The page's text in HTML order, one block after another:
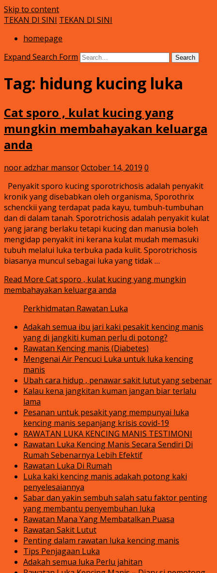
Skip to content
Klinik Putra
TEKAN DI SINI TEKAN DI SINI
homepage
Expand Search Form
Search
Tag: hidung kucing luka
Cat sporo , kulat kucing yang
mungkin membahayakan keluarga
anda
noor adzhar mansorOctober 14, 2019 0
Penyakit sporo kucing sporotrichosis adalah penyakit
kronik yang disebabkan oleh organisma, Sporothrix
schenckii yang terdapat pada kayu, tumbuh-tumbuhan
dan di dalam tanah. Sporotrichosis adalah penyakit kulat
yang jarang berlaku tetapi kucing dan manusia boleh
mengidap penyakit ini kerana kulat mudah memasuki
tubuh melalui luka terbuka pada kulit. Sporotrichosis
biasanya muncul sebagai luka yang tidak …
Read More Cat sporo , kulat kucing yang mungkin
membahayakan keluarga anda
Perkhidmatan Rawatan Luka
Adakah semua ibu jari kaki pesakit kencing manis
yang di jangkiti kuman perlu di potong?
Rawatan Kencing manis (Diabetes)
Mengenai Air Pencuci Luka untuk luka kencing
manis
Ubah cara hidup , penawar sakit lutut yang sebenar
Kalau kena jangkitan kuman jangan biar terlalu
lama
Pesanan untuk pesakit yang mempunyai luka
kencing manis sepanjang krisis covid-19
RAWATAN LUKA KENCING MANIS TESTIMONI
Rawatan Luka Kencing Manis Secara Sendiri Di
Rumah Sebenarnya Lebih Efektif
Rawatan Luka Di Rumah
Luka kaki kencing manis adakah potong kaki
penyelesaiannya
Sabar dan yakin sembuh salah satu faktor penting
yang membantu penyembuhan luka
Rawatan Mana Yang Membatalkan Puasa
Rawatan Sakit Lutut
Penting dalam rawatan luka kencing manis
Tips Penjagaan Luka
Adakah semua luka Perlu jahitan